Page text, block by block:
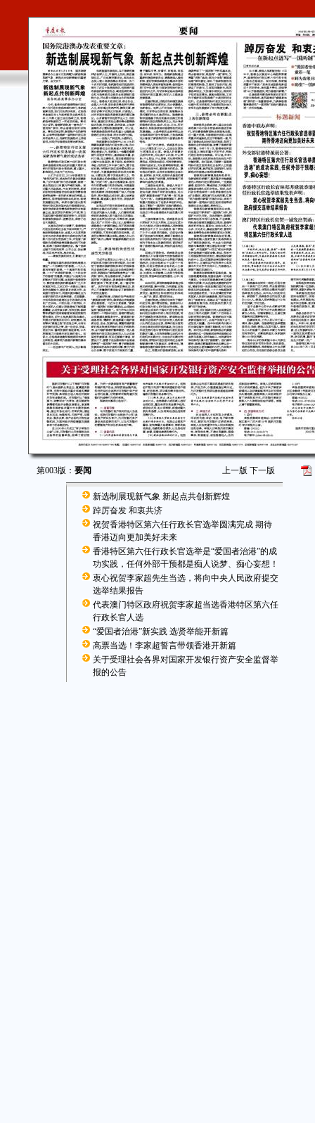
第003版： 要闻 上一版 下一版
新选制展现新气象 新起点共创新辉煌
踔厉奋发 和衷共济
祝贺香港特区第六任行政长官选举圆满完成 期待
香港迈向更加美好未来
香港特区第六任行政长官选举是“爱国者治港”的成
功实践，任何外部干预都是痴人说梦、痴心妄想！
衷心祝贺李家超先生当选，将向中央人民政府提交
选举结果报告
代表澳门特区政府祝贺李家超当选香港特区第六任
行政长官人选
“爱国者治港”新实践 选贤举能开新篇
高票当选！李家超誓言带领香港开新篇
关于受理社会各界对国家开发银行资产安全监督举
报的公告